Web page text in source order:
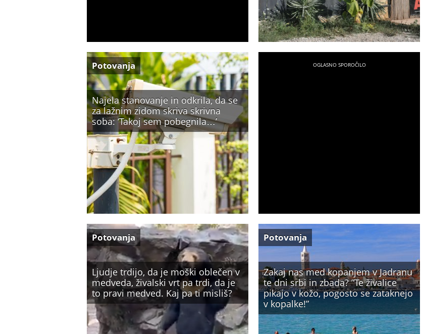
Najela stanovanje in odkrila, da se
za lažnim zidom skriva skrivna
soba: ‘Takoj sem pobegnila…’
Potovanja
Ljudje trdijo, da je moški oblečen v
medveda, živalski vrt pa trdi, da je
to pravi medved. Kaj pa ti misliš?
Potovanja
Zakaj nas med kopanjem v Jadranu
te dni srbi in zbada? ”Te živalice
pikajo v kožo, pogosto se zataknejo
v kopalke!”
Potovanja